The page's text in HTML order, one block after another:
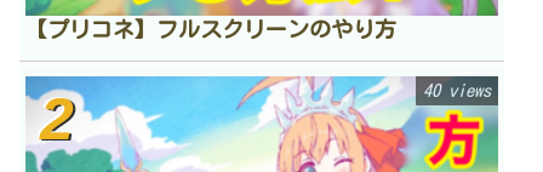
【プリコネ】フルスクリーンのやり方
40 views